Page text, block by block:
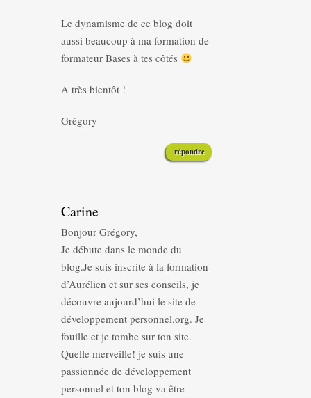
Le dynamisme de ce blog doit
aussi beaucoup à ma formation de
formateur Bases à tes côtés
A très bientôt !
Grégory
répondre
Carine
Bonjour Grégory,
Je débute dans le monde du
blog.Je suis inscrite à la formation
d’Aurélien et sur ses conseils, je
découvre aujourd’hui le site de
développement personnel.org. Je
fouille et je tombe sur ton site.
Quelle merveille! je suis une
passionnée de développement
personnel et ton blog va être